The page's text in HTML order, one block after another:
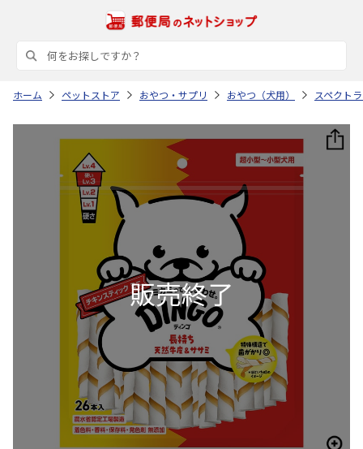
ホーム ペットストア おやつ・サプリ おやつ（犬用） スペクト